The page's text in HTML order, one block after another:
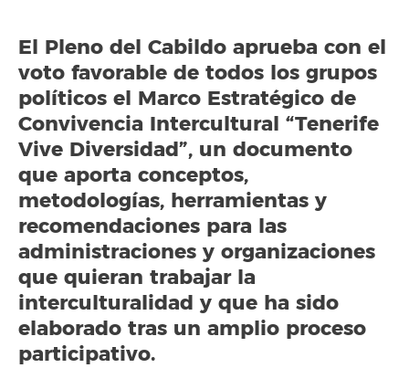
El Pleno del Cabildo aprueba con el
voto favorable de todos los grupos
políticos el Marco Estratégico de
Convivencia Intercultural “Tenerife
Vive Diversidad”, un documento
que aporta conceptos,
metodologías, herramientas y
recomendaciones para las
administraciones y organizaciones
que quieran trabajar la
interculturalidad y que ha sido
elaborado tras un amplio proceso
participativo.